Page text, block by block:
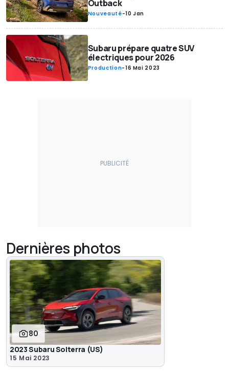
Outback
Nouveauté-10 Jan
Subaru prépare quatre SUV
électriques pour 2026
Production-16 Mai 2023
Dernières photos
80
2023 Subaru Solterra (US)
15 Mai 2023